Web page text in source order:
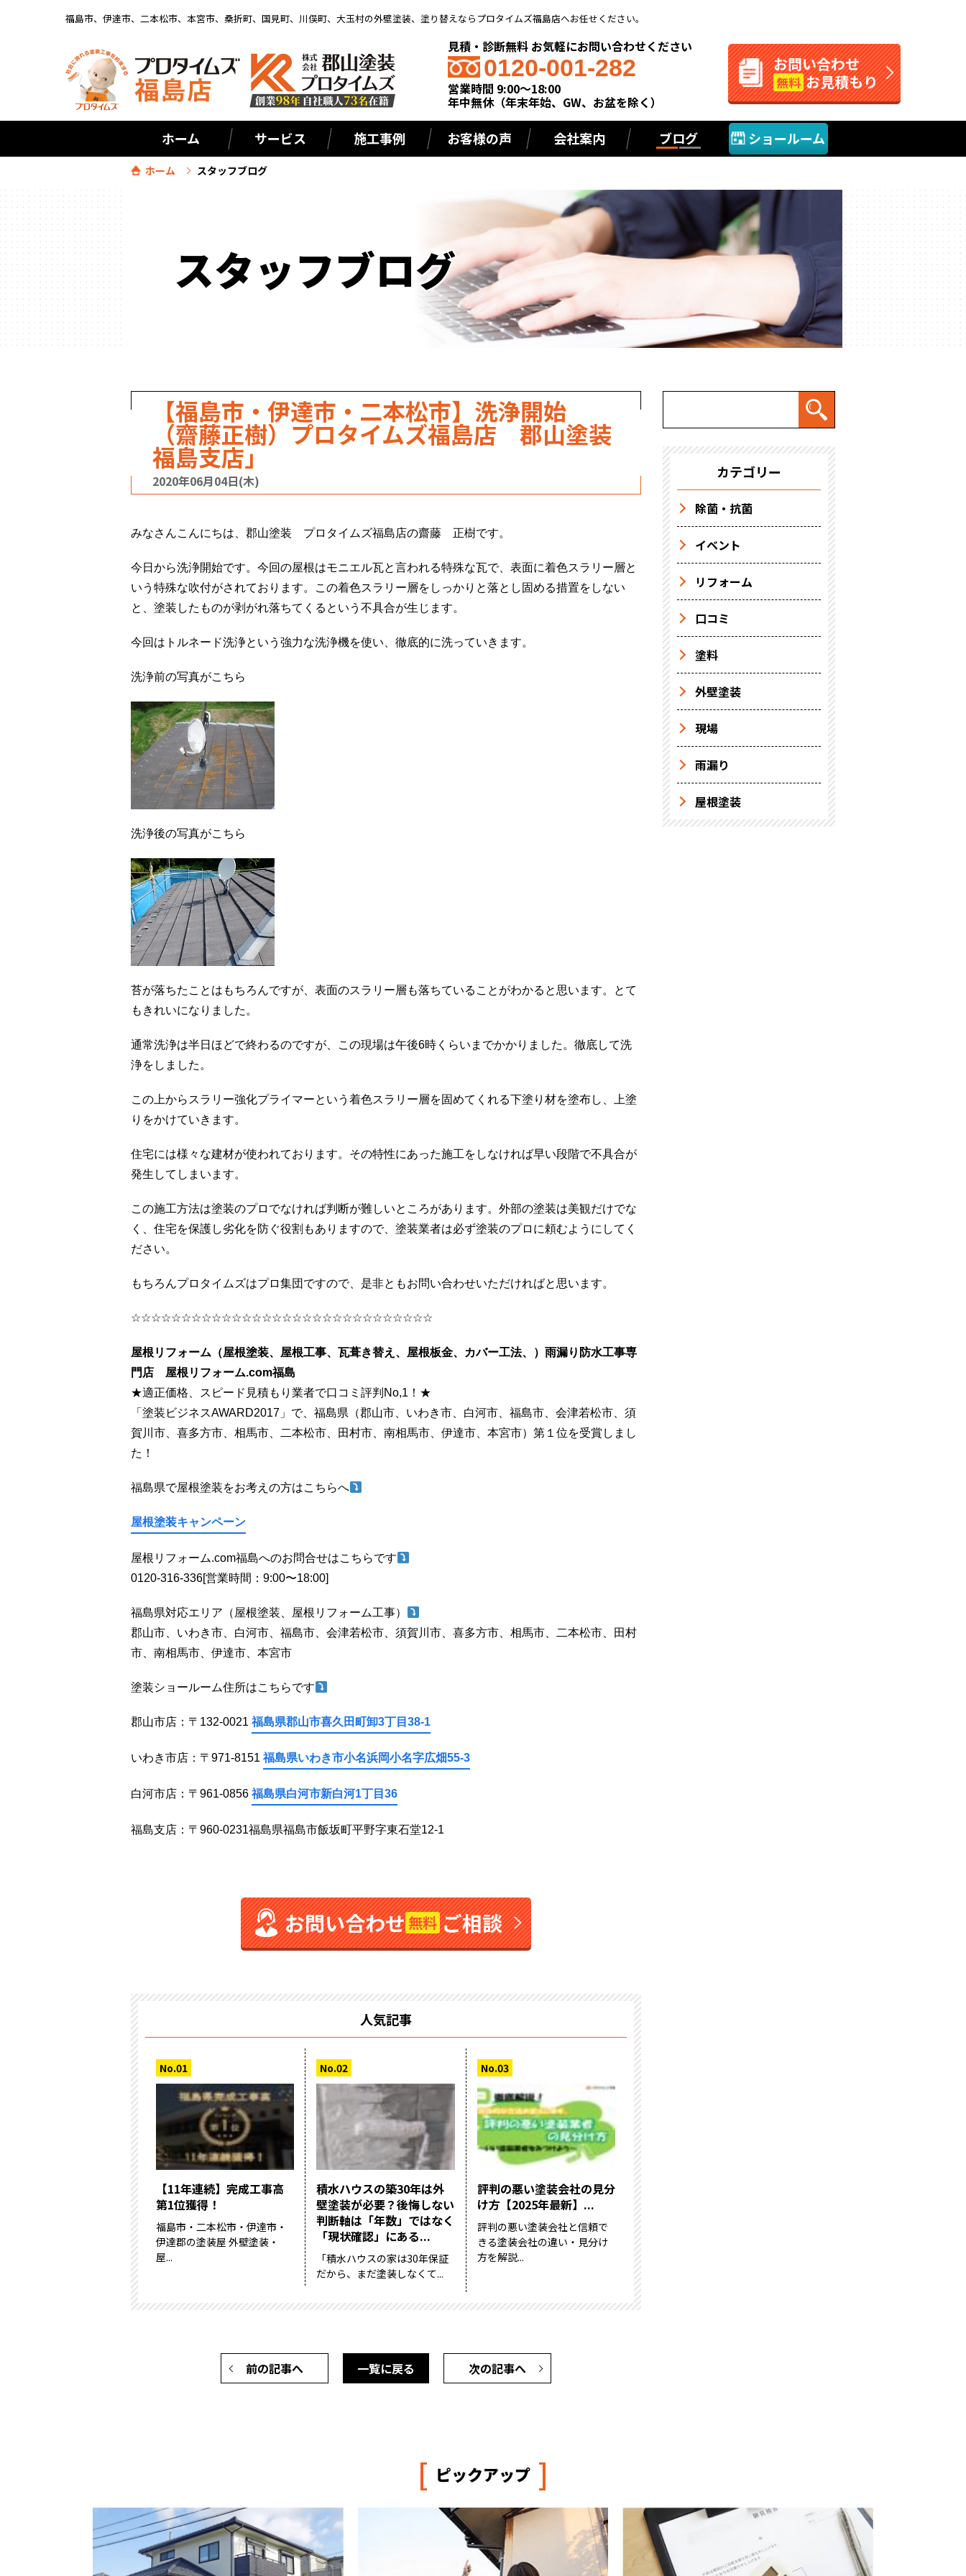
福島市、伊達市、二本松市、本宮市、桑折町、国見町、川俣町、大玉村の外壁塗装、塗り替えならプロタイムズ福島店へお任せください。
見積・診断無料 お気軽にお問い合わせください
0120-001-282
営業時間 9:00～18:00
年中無休（年末年始、GW、お盆を除く）
お問い合わせ
無料 お見積もり
ホーム サービス 施工事例 お客様の声 会社案内 ブログ ショールーム
ホーム スタッフブログ
スタッフブログ
【福島市・伊達市・二本松市】洗浄開始
（齋藤正樹）プロタイムズ福島店 郡山塗装
福島支店」
2020年06月04日(木)
みなさんこんにちは、郡山塗装 プロタイムズ福島店の齋藤 正樹です。
今日から洗浄開始です。今回の屋根はモニエル瓦と言われる特殊な瓦で、表面に着色スラリー層と
いう特殊な吹付がされております。この着色スラリー層をしっかりと落とし固める措置をしない
と、塗装したものが剥がれ落ちてくるという不具合が生じます。
今回はトルネード洗浄という強力な洗浄機を使い、徹底的に洗っていきます。
洗浄前の写真がこちら
洗浄後の写真がこちら
苔が落ちたことはもちろんですが、表面のスラリー層も落ちていることがわかると思います。とて
もきれいになりました。
通常洗浄は半日ほどで終わるのですが、この現場は午後6時くらいまでかかりました。徹底して洗
浄をしました。
この上からスラリー強化プライマーという着色スラリー層を固めてくれる下塗り材を塗布し、上塗
りをかけていきます。
住宅には様々な建材が使われております。その特性にあった施工をしなければ早い段階で不具合が
発生してしまいます。
この施工方法は塗装のプロでなければ判断が難しいところがあります。外部の塗装は美観だけでな
く、住宅を保護し劣化を防ぐ役割もありますので、塗装業者は必ず塗装のプロに頼むようにしてく
ださい。
もちろんプロタイムズはプロ集団ですので、是非ともお問い合わせいただければと思います。
☆☆☆☆☆☆☆☆☆☆☆☆☆☆☆☆☆☆☆☆☆☆☆☆☆☆☆☆☆☆
屋根リフォーム（屋根塗装、屋根工事、瓦葺き替え、屋根板金、カバー工法、）雨漏り防水工事専
門店 屋根リフォーム.com福島
★適正価格、スピード見積もり業者で口コミ評判No,1！★
「塗装ビジネスAWARD2017」で、福島県（郡山市、いわき市、白河市、福島市、会津若松市、須
賀川市、喜多方市、相馬市、二本松市、田村市、南相馬市、伊達市、本宮市）第１位を受賞しまし
た！
福島県で屋根塗装をお考えの方はこちらへ
屋根塗装キャンペーン
屋根リフォーム.com福島へのお問合せはこちらです
0120-316-336[営業時間：9:00〜18:00]
福島県対応エリア（屋根塗装、屋根リフォーム工事）
郡山市、いわき市、白河市、福島市、会津若松市、須賀川市、喜多方市、相馬市、二本松市、田村
市、南相馬市、伊達市、本宮市
塗装ショールーム住所はこちらです
郡山市店：〒132-0021 福島県郡山市喜久田町卸3丁目38-1
いわき市店：〒971-8151 福島県いわき市小名浜岡小名字広畑55-3
白河市店：〒961-0856 福島県白河市新白河1丁目36
福島支店：〒960-0231福島県福島市飯坂町平野字東石堂12-1
お問い合わせ無料 ご相談
人気記事
【11年連続】完成工事高
第1位獲得！
福島市・二本松市・伊達市・
伊達郡の塗装屋 外壁塗装・
屋...
積水ハウスの築30年は外
壁塗装が必要？後悔しない
判断軸は「年数」ではなく
「現状確認」にある...
「積水ハウスの家は30年保証
だから、まだ塗装しなくて...
評判の悪い塗装会社の見分
け方【2025年最新】...
評判の悪い塗装会社と信頼で
きる塗装会社の違い・見分け
方を解説...
前の記事へ 次の記事へ
一覧に戻る
カテゴリー
除菌・抗菌
イベント
リフォーム
口コミ
塗料
外壁塗装
現場
雨漏り
屋根塗装
[ ピックアップ ]